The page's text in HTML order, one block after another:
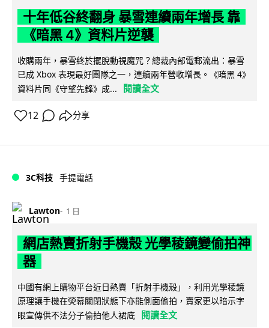
十年低谷終翻身 暴雪連續兩年增長 靠
《暗黑 4》資料片逆襲
收購兩年，暴雪終於擺脫動視魔咒？總裁內部電郵流出：暴雪
已成 Xbox 表現最好團隊之一，連續兩年營收增長。《暗黑 4》
資料片同《守望先鋒》成...
閱讀全文
12 分享
3C科技 手提電話
Lawton 1 日
網店熱賣折射手機殼 光學稜鏡變偷拍神
器
中國有網上購物平台近日熱賣「折射手機殼」，利用光學稜鏡
原理讓手機在熒幕關閉狀態下亦能側面偷拍，賣家更以暗示字
眼宣傳供不法分子偷拍他人裙底
閱讀全文